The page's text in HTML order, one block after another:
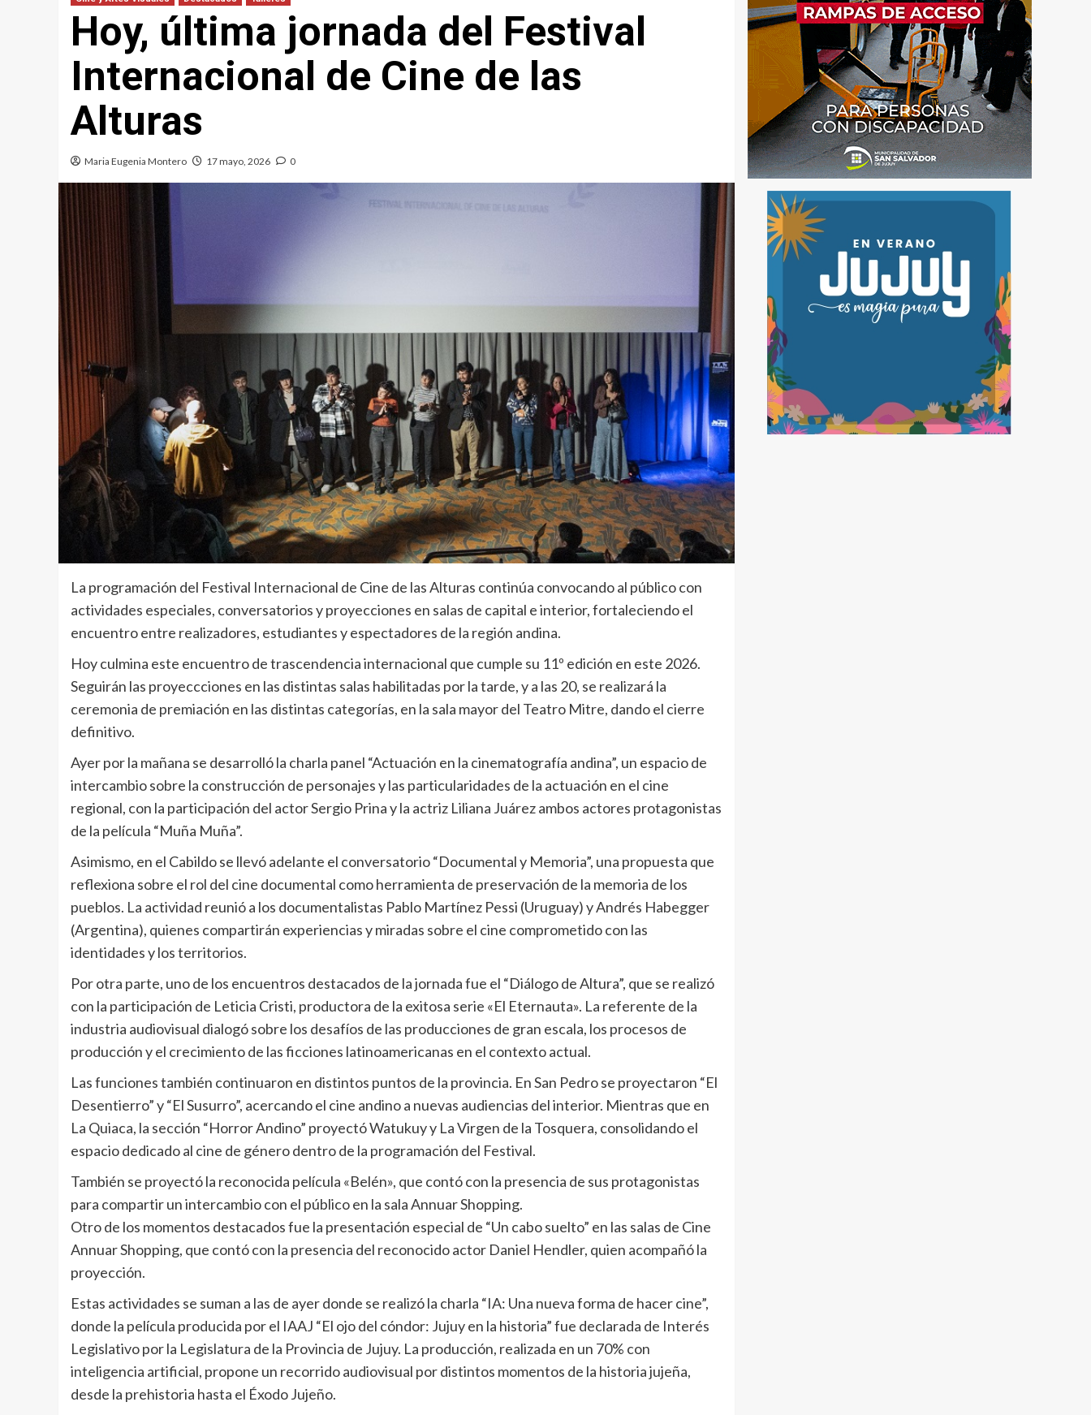
Hoy, última jornada del Festival
Internacional de Cine de las
Alturas
Maria Eugenia Montero 17 mayo, 2026 0
La programación del Festival Internacional de Cine de las Alturas continúa convocando al público con
actividades especiales, conversatorios y proyecciones en salas de capital e interior, fortaleciendo el
encuentro entre realizadores, estudiantes y espectadores de la región andina.
Hoy culmina este encuentro de trascendencia internacional que cumple su 11º edición en este 2026.
Seguirán las proyeccciones en las distintas salas habilitadas por la tarde, y a las 20, se realizará la
ceremonia de premiación en las distintas categorías, en la sala mayor del Teatro Mitre, dando el cierre
definitivo.
Ayer por la mañana se desarrolló la charla panel “Actuación en la cinematografía andina”, un espacio de
intercambio sobre la construcción de personajes y las particularidades de la actuación en el cine
regional, con la participación del actor Sergio Prina y la actriz Liliana Juárez ambos actores protagonistas
de la película “Muña Muña”.
Asimismo, en el Cabildo se llevó adelante el conversatorio “Documental y Memoria”, una propuesta que
reflexiona sobre el rol del cine documental como herramienta de preservación de la memoria de los
pueblos. La actividad reunió a los documentalistas Pablo Martínez Pessi (Uruguay) y Andrés Habegger
(Argentina), quienes compartirán experiencias y miradas sobre el cine comprometido con las
identidades y los territorios.
Por otra parte, uno de los encuentros destacados de la jornada fue el “Diálogo de Altura”, que se realizó
con la participación de Leticia Cristi, productora de la exitosa serie «El Eternauta». La referente de la
industria audiovisual dialogó sobre los desafíos de las producciones de gran escala, los procesos de
producción y el crecimiento de las ficciones latinoamericanas en el contexto actual.
Las funciones también continuaron en distintos puntos de la provincia. En San Pedro se proyectaron “El
Desentierro” y “El Susurro”, acercando el cine andino a nuevas audiencias del interior. Mientras que en
La Quiaca, la sección “Horror Andino” proyectó Watukuy y La Virgen de la Tosquera, consolidando el
espacio dedicado al cine de género dentro de la programación del Festival.
También se proyectó la reconocida película «Belén», que contó con la presencia de sus protagonistas
para compartir un intercambio con el público en la sala Annuar Shopping.
Otro de los momentos destacados fue la presentación especial de “Un cabo suelto” en las salas de Cine
Annuar Shopping, que contó con la presencia del reconocido actor Daniel Hendler, quien acompañó la
proyección.
Estas actividades se suman a las de ayer donde se realizó la charla “IA: Una nueva forma de hacer cine”,
donde la película producida por el IAAJ “El ojo del cóndor: Jujuy en la historia” fue declarada de Interés
Legislativo por la Legislatura de la Provincia de Jujuy. La producción, realizada en un 70% con
inteligencia artificial, propone un recorrido audiovisual por distintos momentos de la historia jujeña,
desde la prehistoria hasta el Éxodo Jujeño.